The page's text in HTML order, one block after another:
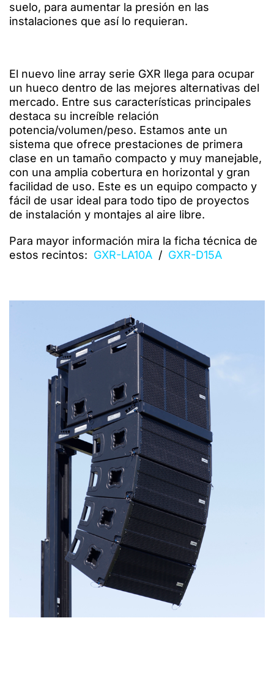
suelo, para aumentar la presión en las
instalaciones que así lo requieran.
El nuevo line array serie GXR llega para ocupar
un hueco dentro de las mejores alternativas del
mercado. Entre sus características principales
destaca su increíble relación
potencia/volumen/peso. Estamos ante un
sistema que ofrece prestaciones de primera
clase en un tamaño compacto y muy manejable,
con una amplia cobertura en horizontal y gran
facilidad de uso. Este es un equipo compacto y
fácil de usar ideal para todo tipo de proyectos
de instalación y montajes al aire libre.
Para mayor información mira la ficha técnica de
estos recintos: GXR-LA10A / GXR-D15A